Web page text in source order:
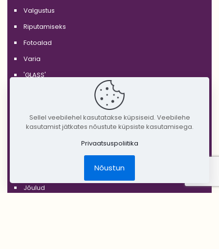
Valgustus
Riputamiseks
Fotoalad
Varia
'GLASS'
'SILVER'
Jõulud
Sellel veebilehel kasutatakse küpsiseid. Veebilehe
kasutamist jätkates nõustute küpsiste kasutamisega.
Privaatsuspoliitika
Nõustun